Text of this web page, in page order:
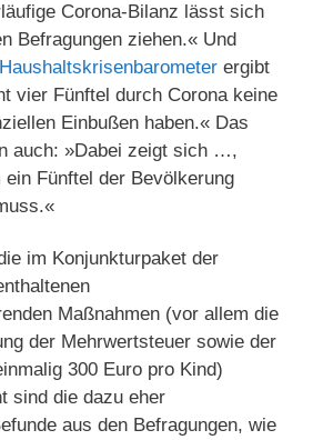
Corona-Bilanz lässt sich
Befragungen ziehen.« Und
Haushaltskrisenbarometer ergibt
vier Fünftel durch Corona keine
Einbußen haben.« Das
auch: »Dabei zeigt sich …,
Fünftel der Bevölkerung
im Konjunkturpaket der
Maßnahmen (vor allem die
der Mehrwertsteuer sowie der
300 Euro pro Kind)
sind die dazu eher
aus den Befragungen, wie